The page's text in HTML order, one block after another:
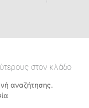
στον κλάδο
αναζήτησης.